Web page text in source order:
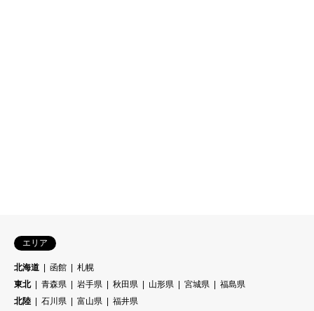
エリア
北海道 函館
札幌
東北
青森県 岩手県 秋田県 山形県 宮城県
福島県
北陸
石川県 富山県
福井県